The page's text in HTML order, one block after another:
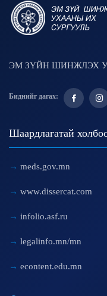
ЭМ ЗҮЙН ШИНЖЛЭХ
Биднийг дагах:
Шаардлагатай
meds.gov.mn
www.dissercat.com
infolio.asf.ru
legalinfo.mn/mn
econtent.edu.mn